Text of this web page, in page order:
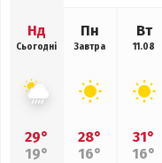
Нд
Сьогодні
29°
19°
Пн
Завтра
28°
16°
Вт
11.08
31°
16°